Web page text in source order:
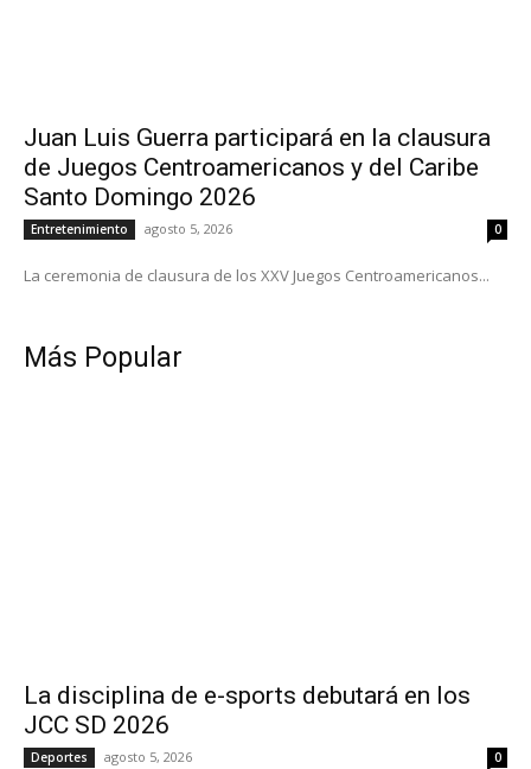
Juan Luis Guerra participará en la clausura
de Juegos Centroamericanos y del Caribe
Santo Domingo 2026
Entretenimiento agosto 5, 2026 0
La ceremonia de clausura de los XXV Juegos Centroamericanos...
Más Popular
La disciplina de e-sports debutará en los
JCC SD 2026
Deportes agosto 5, 2026 0